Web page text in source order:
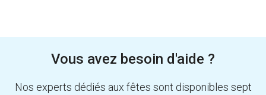
Vous avez besoin d'aide ?
Nos experts dédiés aux fêtes sont disponibles sept